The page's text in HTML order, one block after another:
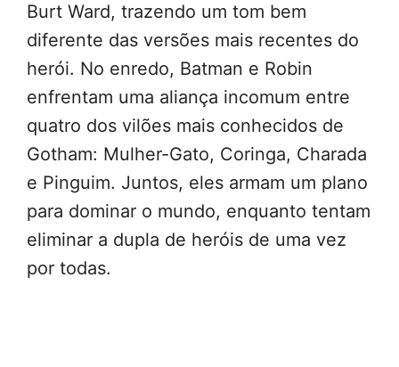
Burt Ward, trazendo um tom bem
diferente das versões mais recentes do
herói. No enredo, Batman e Robin
enfrentam uma aliança incomum entre
quatro dos vilões mais conhecidos de
Gotham: Mulher-Gato, Coringa, Charada
e Pinguim. Juntos, eles armam um plano
para dominar o mundo, enquanto tentam
eliminar a dupla de heróis de uma vez
por todas.